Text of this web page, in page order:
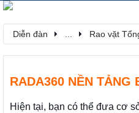
Diễn đàn Rao vặt
RADA360 NỀN TẢNG
Hiện tại, bạn có thể đưa cơ